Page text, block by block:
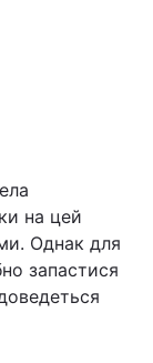
на цей
Однак для
запастися